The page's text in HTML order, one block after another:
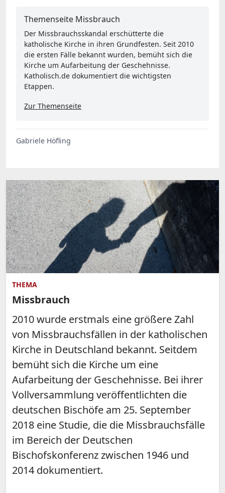
Themenseite Missbrauch
Der Missbrauchsskandal erschütterte die
katholische Kirche in ihren Grundfesten. Seit 2010
die ersten Fälle bekannt wurden, bemüht sich die
Kirche um Aufarbeitung der Geschehnisse.
Katholisch.de dokumentiert die wichtigsten
Etappen.
Zur Themenseite
Gabriele Höfling
THEMA
Missbrauch
2010 wurde erstmals eine größere Zahl
von Missbrauchsfällen in der katholischen
Kirche in Deutschland bekannt. Seitdem
bemüht sich die Kirche um eine
Aufarbeitung der Geschehnisse. Bei ihrer
Vollversammlung veröffentlichten die
deutschen Bischöfe am 25. September
2018 eine Studie, die die Missbrauchsfälle
im Bereich der Deutschen
Bischofskonferenz zwischen 1946 und
2014 dokumentiert.